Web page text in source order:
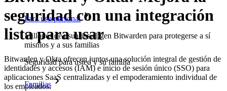
Para uso personal
Millones de usuarios eligen Bitwarden para protegerse a sí
mismos y a sus familias
Seguridad para usted y su familia
Familias
seguridad con una integración
lista para usar
Bitwarden y Okta ofrecen juntos una solución integral de gestión de
identidades y accesos (IAM) e inicio de sesión único (SSO) para
aplicaciones SaaS centralizadas y el empoderamiento individual de
los empleados.